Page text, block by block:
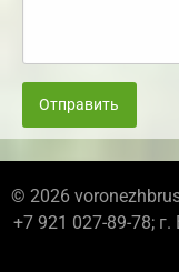
Отправить
© 2026
+7 921 027-89-78;